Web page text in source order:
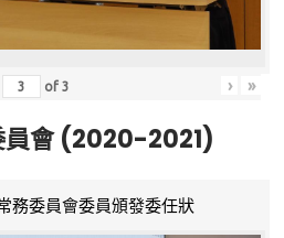
of3 › »
員會 (2020-2021)
務委員會委員頒發委任狀